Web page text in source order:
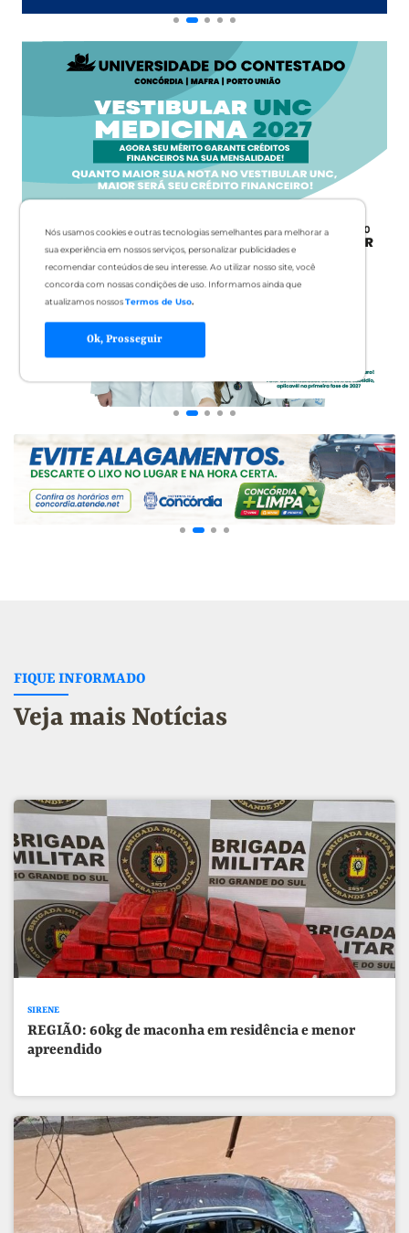
Nós usamos cookies e outras tecnologias semelhantes para melhorar a
sua experiência em nossos serviços, personalizar publicidades e
recomendar conteúdos de seu interesse. Ao utilizar nosso site, você
concorda com nossas condições de uso. Informamos ainda que
atualizamos nossosTermos de Uso.
Ok, Prosseguir
FIQUE INFORMADO
Veja mais Notícias
SIRENE
REGIÃO: 60kg de maconha em residência e menor
apreendido